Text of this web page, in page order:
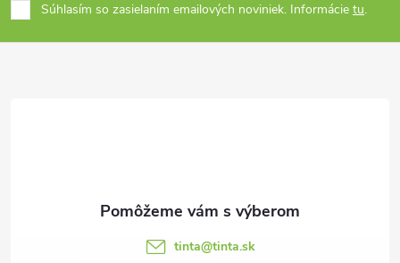
p
Súhlasím so zasielaním emailových noviniek. Informácie tu.
tinta@tinta.sk